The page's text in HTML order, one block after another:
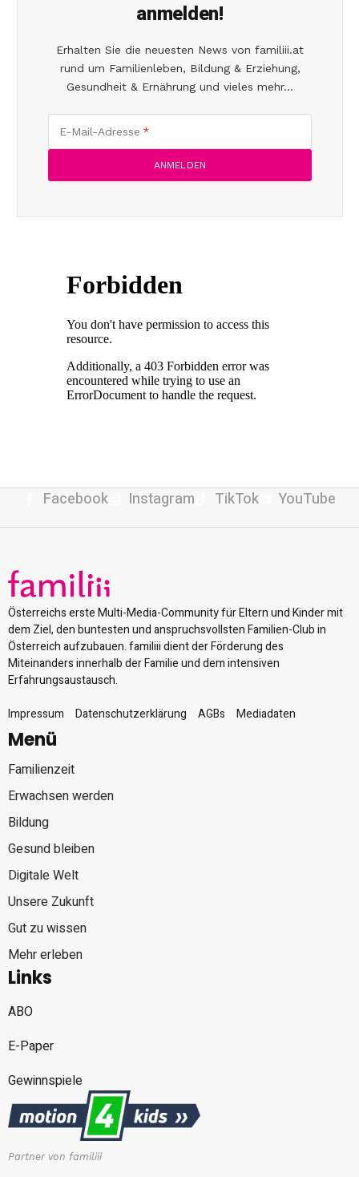
anmelden!
Erhalten Sie die neuesten News von familiii.at
rund um Familienleben, Bildung & Erziehung,
Gesundheit & Ernährung und vieles mehr...
E-Mail-Adresse
Facebook Instagram TikTok YouTube
Österreichs erste Multi-Media-Community für Eltern und Kinder mit
dem Ziel, den buntesten und anspruchsvollsten Familien-Club in
Österreich aufzubauen. familiii dient der Förderung des
Miteinanders innerhalb der Familie und dem intensiven
Erfahrungsaustausch.
Impressum
Datenschutzerklärung AGBs Mediadaten
Menü
Familienzeit
Erwachsen werden
Bildung
Gesund bleiben
Digitale Welt
Unsere Zukunft
Gut zu wissen
Mehr erleben
Links
ABO
E-Paper
Gewinnspiele
Partner von familiii